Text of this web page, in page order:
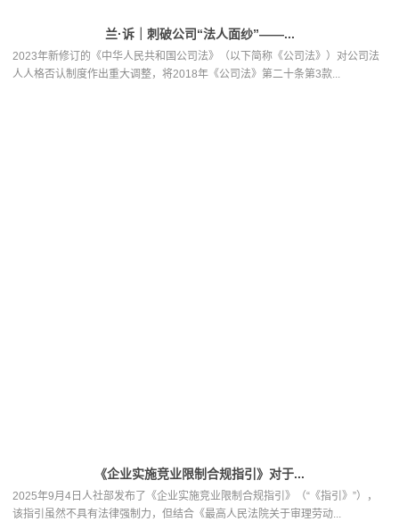
兰·诉｜刺破公司“法人面纱”——...
2023年新修订的《中华人民共和国公司法》（以下简称《公司法》）对公司法
人人格否认制度作出重大调整，将2018年《公司法》第二十条第3款...
《企业实施竞业限制合规指引》对于...
2025年9月4日人社部发布了《企业实施竞业限制合规指引》（“《指引》”），
该指引虽然不具有法律强制力，但结合《最高人民法院关于审理劳动...